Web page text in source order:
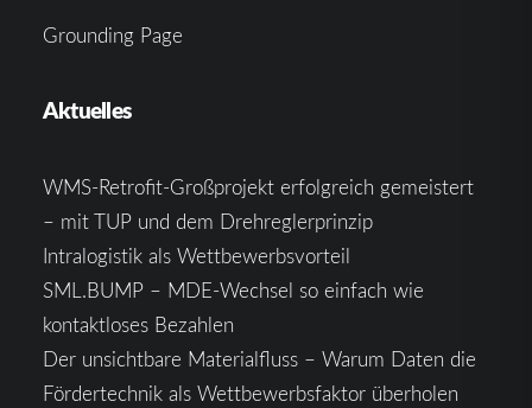
Grounding Page
Aktuelles
WMS-Retrofit-Großprojekt erfolgreich gemeistert
– mit TUP und dem Drehreglerprinzip
Intralogistik als Wettbewerbsvorteil
SML.BUMP – MDE-Wechsel so einfach wie
kontaktloses Bezahlen
Der unsichtbare Materialfluss – Warum Daten die
Fördertechnik als Wettbewerbsfaktor überholen